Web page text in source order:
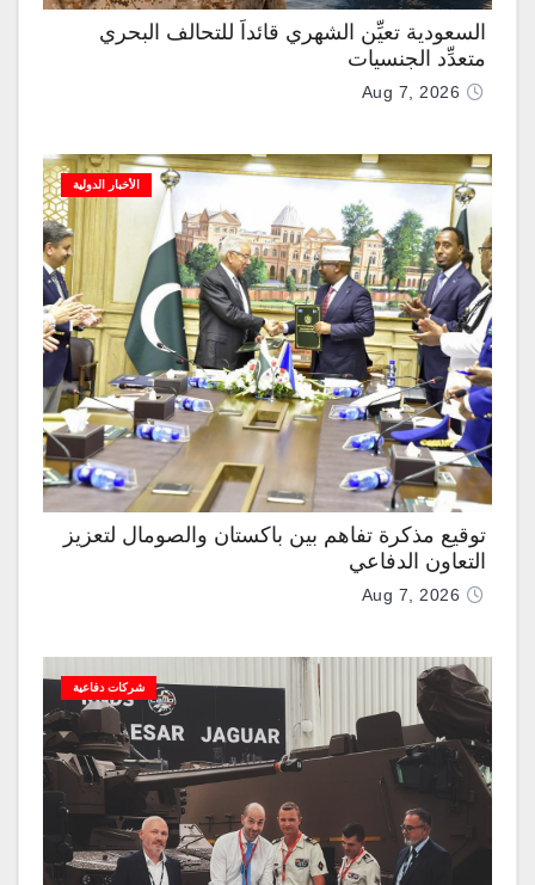
السعودية تعيِّن الشهري قائداً للتحالف البحري
متعدِّد الجنسيات
Aug 7, 2026
الأخبار الدولية
توقيع مذكرة تفاهم بين باكستان والصومال لتعزيز
التعاون الدفاعي
Aug 7, 2026
شركات دفاعية